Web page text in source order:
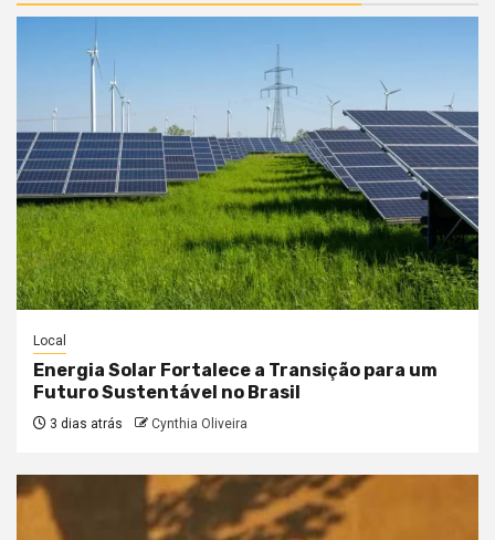
Local
Energia Solar Fortalece a Transição para um
Futuro Sustentável no Brasil
3 dias atrás Cynthia Oliveira